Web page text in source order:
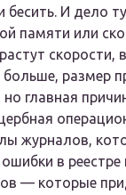
И дело
памяти или
скорости,
больше, размер
главная
журналов,
в реестре
— которые